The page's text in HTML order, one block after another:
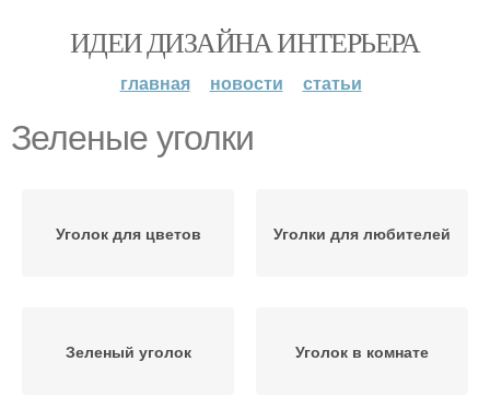
ИДЕИ ДИЗАЙНА ИНТЕРЬЕРА
главная новости статьи
Зеленые уголки
Уголок для цветов Уголки для любителей
Зеленый уголок Уголок в комнате